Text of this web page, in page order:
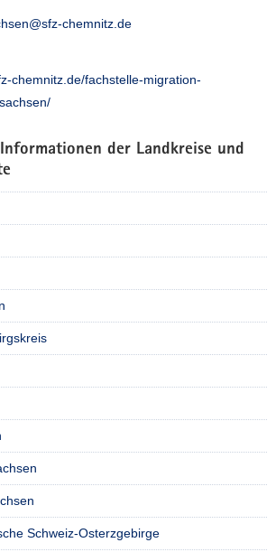
chemnitz.de
chemnitz.de/fachstelle-migration-
der Landkreise und
Schweiz-Osterzgebirge